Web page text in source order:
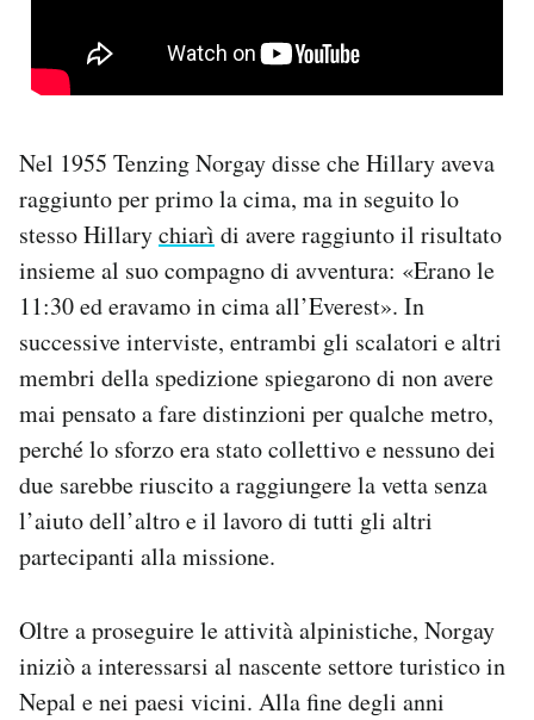
Nel 1955 Tenzing Norgay disse che Hillary aveva
raggiunto per primo la cima, ma in seguito lo
stesso Hillarychiarì di avere raggiunto il risultato
insieme al suo compagno di avventura: «Erano le
11:30 ed eravamo in cima all’Everest». In
successive interviste, entrambi gli scalatori e altri
membri della spedizione spiegarono di non avere
mai pensato a fare distinzioni per qualche metro,
perché lo sforzo era stato collettivo e nessuno dei
due sarebbe riuscito a raggiungere la vetta senza
l’aiuto dell’altro e il lavoro di tutti gli altri
partecipanti alla missione.
Oltre a proseguire le attività alpinistiche, Norgay
iniziò a interessarsi al nascente settore turistico in
Nepal e nei paesi vicini. Alla fine degli anni